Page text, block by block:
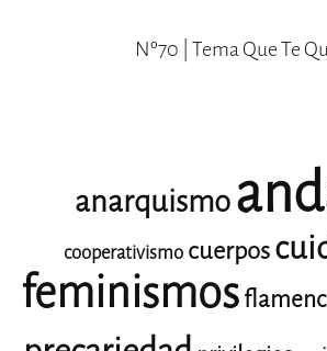
Nº70 | Tema Que Te
anarquismo
cooperativismo cuerpos
feminismos